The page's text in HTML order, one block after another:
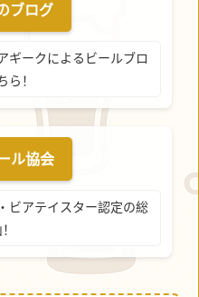
ブログ
ギークによるビールブロ
ら！
ル協会
ビアテイスター認定の総